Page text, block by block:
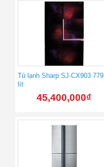
Tủ lạnh Sharp SJ-CX903 779
lít
45,400,000₫